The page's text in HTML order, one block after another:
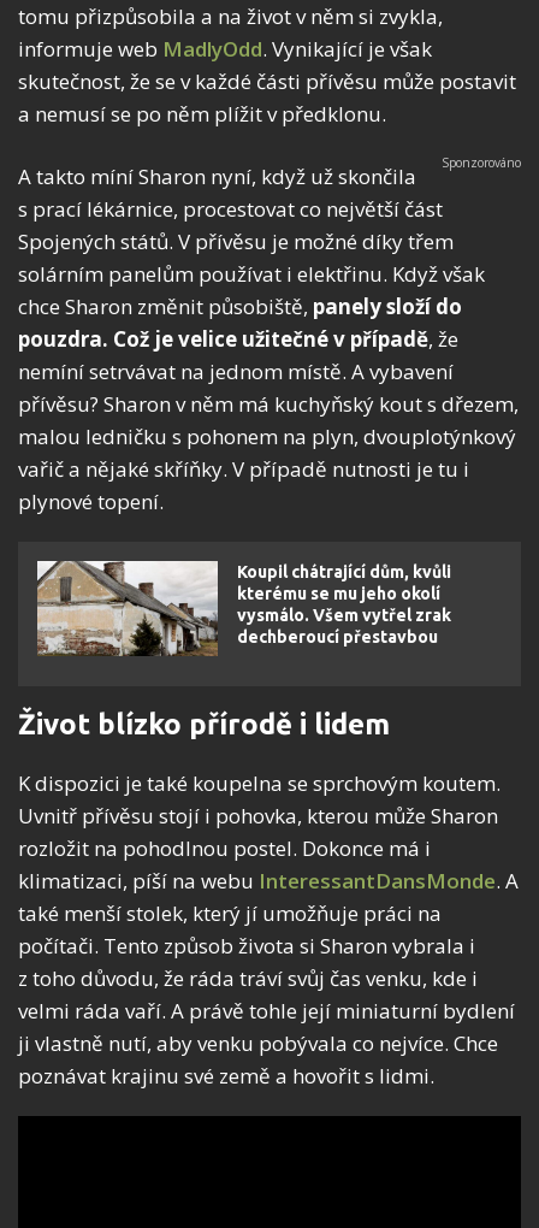
tomu přizpůsobila a na život v něm si zvykla,
informuje web MadlyOdd. Vynikající je však
skutečnost, že se v každé části přívěsu může postavit
a nemusí se po něm plížit v předklonu.
A takto míní Sharon nyní, když už skončila
s prací lékárnice, procestovat co největší část
Spojených států. V přívěsu je možné díky třem
solárním panelům používat i elektřinu. Když však
chce Sharon změnit působiště, panely složí do
pouzdra. Což je velice užitečné v případě, že
nemíní setrvávat na jednom místě. A vybavení
přívěsu? Sharon v něm má kuchyňský kout s dřezem,
malou ledničku s pohonem na plyn, dvouplotýnkový
vařič a nějaké skříňky. V případě nutnosti je tu i
plynové topení.
Koupil chátrající dům, kvůli
kterému se mu jeho okolí
vysmálo. Všem vytřel zrak
dechberoucí přestavbou
Život blízko přírodě i lidem
K dispozici je také koupelna se sprchovým koutem.
Uvnitř přívěsu stojí i pohovka, kterou může Sharon
rozložit na pohodlnou postel. Dokonce má i
klimatizaci, píší na webu InteressantDansMonde. A
také menší stolek, který jí umožňuje práci na
počítači. Tento způsob života si Sharon vybrala i
z toho důvodu, že ráda tráví svůj čas venku, kde i
velmi ráda vaří. A právě tohle její miniaturní bydlení
ji vlastně nutí, aby venku pobývala co nejvíce. Chce
poznávat krajinu své země a hovořit s lidmi.